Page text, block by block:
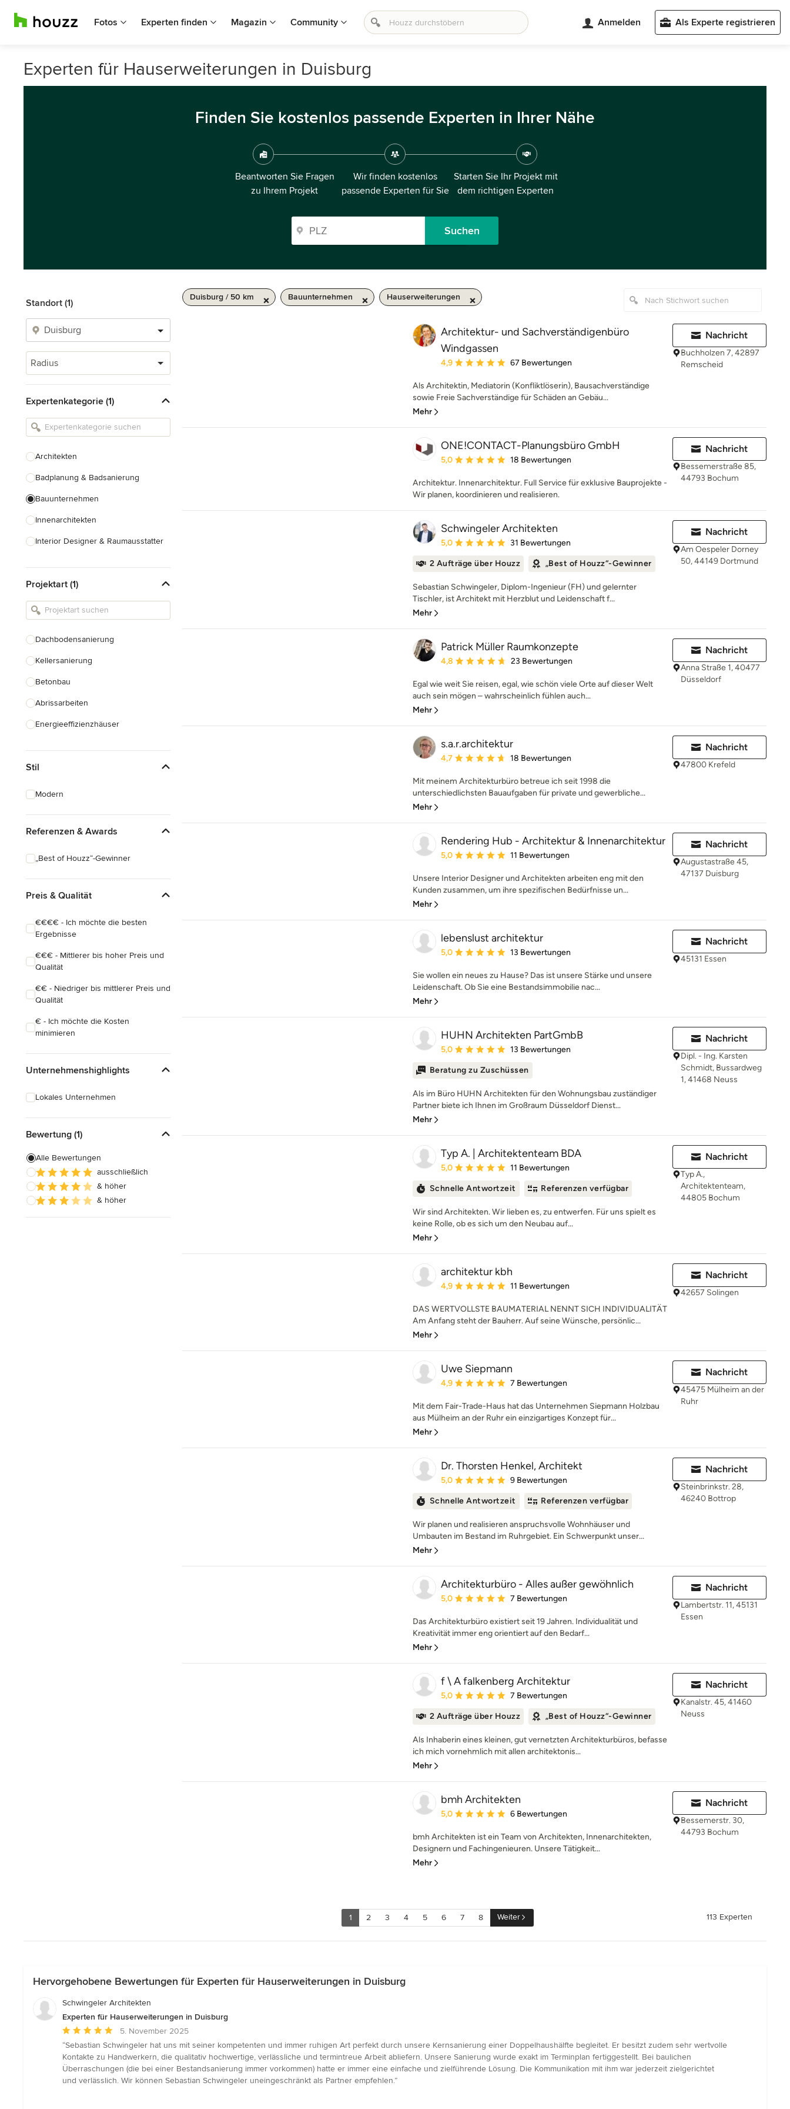
Fotos Experten finden Magazin Community Anmelden Als Experte registrieren
Experten für Hauserweiterungen in Duisburg
Finden Sie kostenlos passende Experten in Ihrer Nähe
Beantworten Sie Fragen
zu Ihrem Projekt
Wir finden kostenlos
passende Experten für Sie
Starten Sie Ihr Projekt mit
dem richtigen Experten
Suchen
Standort (1)
Radius
Expertenkategorie (1)
Architekten
Badplanung & Badsanierung
Bauunternehmen
Innenarchitekten
Interior Designer & Raumausstatter
Landschaftsarchitekten
Armaturen & Sanitärbedarf
Projektart (1)
Dachbodensanierung
Kellersanierung
Betonbau
Abrissarbeiten
Energieeffizienzhäuser
Garagenbau
Hauserweiterungen
Alle anzeigen
Stil
Modern
Referenzen & Awards
„Best of Houzz“-Gewinner
Preis & Qualität
€€€€ - Ich möchte die besten
Ergebnisse
€€€ - Mittlerer bis hoher Preis und
Qualität
€€ - Niedriger bis mittlerer Preis und
Qualität
€ - Ich möchte die Kosten
minimieren
Unternehmenshighlights
Lokales Unternehmen
Bewertung (1)
Alle Bewertungen
ausschließlich
& höher
& höher
Duisburg / 50 km Bauunternehmen Hauserweiterungen
Architektur- und Sachverständigenbüro
Windgassen
Durchschnittliche Bewertung: 4.9 von 5 Sternen
4,9 67 Bewertungen
Als Architektin, Mediatorin (Konfliktlöserin), Bausachverständige
sowie Freie Sachverständige für Schäden an Gebäu...
Mehr
Nachricht
Buchholzen 7, 42897
Remscheid
ONE!CONTACT-Planungsbüro GmbH
Durchschnittliche Bewertung: 5 von 5 Sternen
5,0 18 Bewertungen
Architektur. Innenarchitektur. Full Service für exklusive Bauprojekte -
Wir planen, koordinieren und realisieren.
Nachricht
Bessemerstraße 85,
44793 Bochum
Schwingeler Architekten
Durchschnittliche Bewertung: 5 von 5 Sternen
5,0 31 Bewertungen
2 Aufträge über Houzz „Best of Houzz“-Gewinner
Sebastian Schwingeler, Diplom-Ingenieur (FH) und gelernter
Tischler, ist Architekt mit Herzblut und Leidenschaft f...
Mehr
Nachricht
Am Oespeler Dorney
50, 44149 Dortmund
Patrick Müller Raumkonzepte
Durchschnittliche Bewertung: 4.8 von 5 Sternen
4,8 23 Bewertungen
Egal wie weit Sie reisen, egal, wie schön viele Orte auf dieser Welt
auch sein mögen – wahrscheinlich fühlen auch...
Mehr
Nachricht
Anna Straße 1, 40477
Düsseldorf
s.a.r.architektur
Durchschnittliche Bewertung: 4.7 von 5 Sternen
4,7 18 Bewertungen
Mit meinem Architekturbüro betreue ich seit 1998 die
unterschiedlichsten Bauaufgaben für private und gewerbliche...
Mehr
Nachricht
47800 Krefeld
Rendering Hub - Architektur & Innenarchitektur
Durchschnittliche Bewertung: 5 von 5 Sternen
5,0 11 Bewertungen
Unsere Interior Designer und Architekten arbeiten eng mit den
Kunden zusammen, um ihre spezifischen Bedürfnisse un...
Mehr
Nachricht
Augustastraße 45,
47137 Duisburg
lebenslust architektur
Durchschnittliche Bewertung: 5 von 5 Sternen
5,0 13 Bewertungen
Sie wollen ein neues zu Hause? Das ist unsere Stärke und unsere
Leidenschaft. Ob Sie eine Bestandsimmobilie nac...
Mehr
Nachricht
45131 Essen
HUHN Architekten PartGmbB
Durchschnittliche Bewertung: 5 von 5 Sternen
5,0 13 Bewertungen
Beratung zu Zuschüssen
Als im Büro HUHN Architekten für den Wohnungsbau zuständiger
Partner biete ich Ihnen im Großraum Düsseldorf Dienst...
Mehr
Nachricht
Dipl. - Ing. Karsten
Schmidt, Bussardweg
1, 41468 Neuss
Typ A. | Architektenteam BDA
Durchschnittliche Bewertung: 5 von 5 Sternen
5,0 11 Bewertungen
Schnelle Antwortzeit Referenzen verfügbar
Wir sind Architekten. Wir lieben es, zu entwerfen. Für uns spielt es
keine Rolle, ob es sich um den Neubau auf...
Mehr
Nachricht
Typ A.,
Architektenteam,
44805 Bochum
architektur kbh
Durchschnittliche Bewertung: 4.9 von 5 Sternen
4,9 11 Bewertungen
DAS WERTVOLLSTE BAUMATERIAL NENNT SICH INDIVIDUALITÄT
Am Anfang steht der Bauherr. Auf seine Wünsche, persönlic...
Mehr
Nachricht
42657 Solingen
Uwe Siepmann
Durchschnittliche Bewertung: 4.9 von 5 Sternen
4,9 7 Bewertungen
Mit dem Fair-Trade-Haus hat das Unternehmen Siepmann Holzbau
aus Mülheim an der Ruhr ein einzigartiges Konzept für...
Mehr
Nachricht
45475 Mülheim an der
Ruhr
Dr. Thorsten Henkel, Architekt
Durchschnittliche Bewertung: 5 von 5 Sternen
5,0 9 Bewertungen
Schnelle Antwortzeit Referenzen verfügbar
Wir planen und realisieren anspruchsvolle Wohnhäuser und
Umbauten im Bestand im Ruhrgebiet. Ein Schwerpunkt unser...
Mehr
Nachricht
Steinbrinkstr. 28,
46240 Bottrop
Architekturbüro - Alles außer gewöhnlich
Durchschnittliche Bewertung: 5 von 5 Sternen
5,0 7 Bewertungen
Das Architekturbüro existiert seit 19 Jahren. Individualität und
Kreativität immer eng orientiert auf den Bedarf...
Mehr
Nachricht
Lambertstr. 11, 45131
Essen
f \ A falkenberg Architektur
Durchschnittliche Bewertung: 5 von 5 Sternen
5,0 7 Bewertungen
2 Aufträge über Houzz „Best of Houzz“-Gewinner
Als Inhaberin eines kleinen, gut vernetzten Architekturbüros, befasse
ich mich vornehmlich mit allen architektonis...
Mehr
Nachricht
Kanalstr. 45, 41460
Neuss
bmh Architekten
Durchschnittliche Bewertung: 5 von 5 Sternen
5,0 6 Bewertungen
bmh Architekten ist ein Team von Architekten, Innenarchitekten,
Designern und Fachingenieuren. Unsere Tätigkeit...
Mehr
Nachricht
Bessemerstr. 30,
44793 Bochum
1 2 3 4 5 6 7 8 Weiter 113 Experten
Hervorgehobene Bewertungen für Experten für Hauserweiterungen in Duisburg
Schwingeler Architekten
Experten für Hauserweiterungen in Duisburg
Durchschnittliche
Bewertung:
5
von
5
5. November 2025
“Sebastian Schwingeler hat uns mit seiner kompetenten und immer ruhigen Art perfekt durch unsere Kernsanierung einer Doppelhaushälfte begleitet. Er besitzt zudem sehr wertvolle
Kontakte zu Handwerkern, die qualitativ hochwertige, verlässliche und termintreue Arbeit abliefern. Unsere Sanierung wurde exakt im Terminplan fertiggestellt. Bei baulichen
Überraschungen (die bei einer Bestandsanierung immer vorkommen) hatte er immer eine einfache und zielführende Lösung. Die Kommunikation mit ihm war jederzeit zielgerichtet
und verlässlich. Wir können Sebastian Schwingeler uneingeschränkt als Partner empfehlen.”